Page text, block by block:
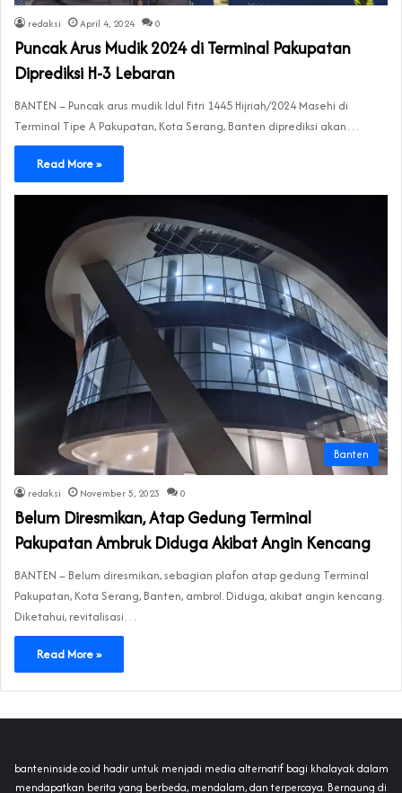
redaksi April 4, 2024 0
Puncak Arus Mudik 2024 di Terminal Pakupatan
Diprediksi H-3 Lebaran
BANTEN – Puncak arus mudik Idul Fitri 1445 Hijriah/2024 Masehi di
Terminal Tipe A Pakupatan, Kota Serang, Banten diprediksi akan…
Read More »
Banten
redaksi November 5, 2023 0
Belum Diresmikan, Atap Gedung Terminal
Pakupatan Ambruk Diduga Akibat Angin Kencang
BANTEN – Belum diresmikan, sebagian plafon atap gedung Terminal
Pakupatan, Kota Serang, Banten, ambrol. Diduga, akibat angin kencang.
Diketahui, revitalisasi…
Read More »
banteninside.co.id hadir untuk menjadi media alternatif bagi khalayak dalam
mendapatkan berita yang berbeda, mendalam, dan terpercaya. Bernaung di